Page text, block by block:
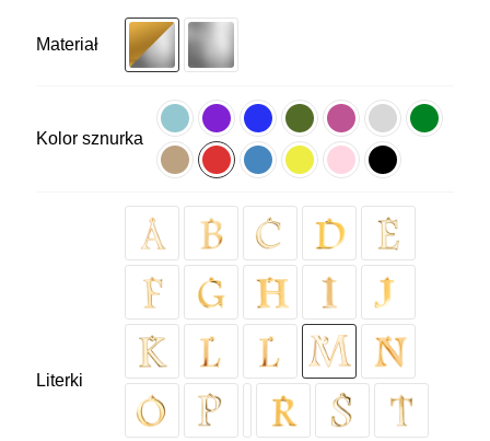
Materiał
Kolor sznurka
Literki